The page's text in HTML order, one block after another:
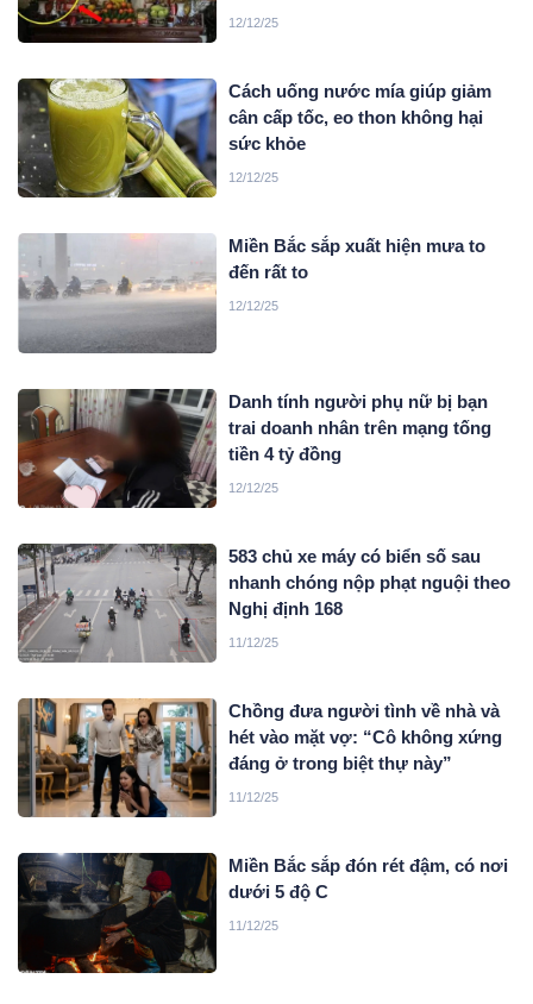
12/12/25
Cách uống nước mía giúp giảm
cân cấp tốc, eo thon không hại
sức khỏe
12/12/25
Miền Bắc sắp xuất hiện mưa to
đến rất to
12/12/25
Danh tính người phụ nữ bị bạn
trai doanh nhân trên mạng tống
tiền 4 tỷ đồng
12/12/25
583 chủ xe máy có biển số sau
nhanh chóng nộp phạt nguội theo
Nghị định 168
11/12/25
Chồng đưa người tình về nhà và
hét vào mặt vợ: “Cô không xứng
đáng ở trong biệt thự này”
11/12/25
Miền Bắc sắp đón rét đậm, có nơi
dưới 5 độ C
11/12/25